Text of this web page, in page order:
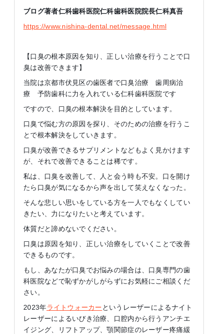
ブログ著者仁科歯科医院仁科歯科医院院長仁科真吾
https://www.nishina-dental.net/message.html
【口臭の根本原因を知り、正しい治療を行うことで口
臭は改善できます】
当院は京都市伏見区の歯医者で口臭治療 歯周病治
療 予防歯科に力を入れている仁科歯科医院です
ですので、口臭の根本解決を目的としています。
口臭で悩む方の原因を探り、そのための治療を行うこ
とで根本解決をしていきます。
口臭が改善できるサプリメントなどもよく見かけます
が、それで改善できることは稀です。
私は、口臭を改善して、人と会う時も不安。口を開け
たら口臭が気になるから声を出して笑えなくなった。
そんな悲しい思いをしている方を一人でもなくしてい
きたい、力になりたいと考えています。
体質だと諦めないでください。
口臭は原因を知り、正しい治療をしていくことで改善
できるものです。
もし、あなたが口臭でお悩みの場合は、口臭専門の歯
科医院などで恥ずかがしがらずにお気軽にご相談くだ
さい。
2023年ライトウォーカー というレーザーによるナイト
レーザーによるいびき治療、口腔内から行うアンチエ
イジング、リフトアップ、顎関節症のレーザー疼痛緩